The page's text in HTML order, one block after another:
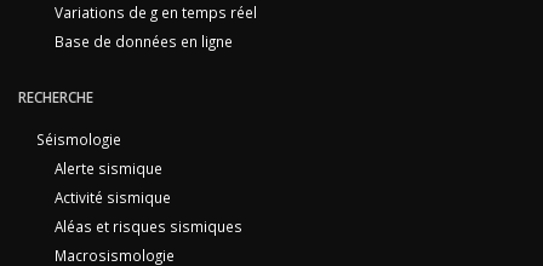
Variations de g en temps réel
Base de données en ligne
RECHERCHE
Séismologie
Alerte sismique
Activité sismique
Aléas et risques sismiques
Macrosismologie